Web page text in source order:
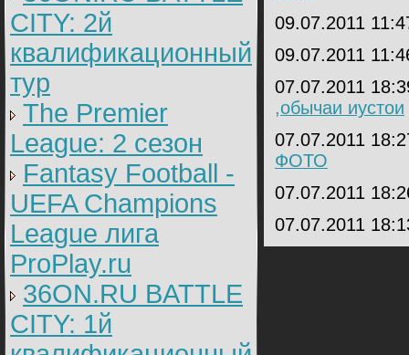
CITY: 2й
квалификационный
тур
The Premier
League: 2 cезон
Fantasy Football -
UEFA Champions
League лига
ProPlay.ru
36ON.RU BATTLE
CITY: 1й
09.07.2011
09.07.2011
07.07.2011
,обычаи иустои
07.07.2011
ФОТО
07.07.2011
07.07.2011